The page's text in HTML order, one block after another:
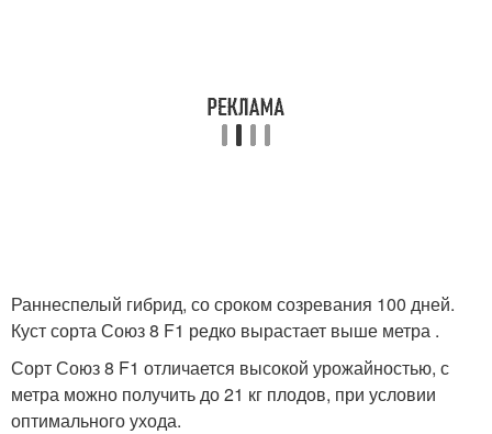
Раннеспелый гибрид, со сроком созревания 100 дней.
Куст сорта Союз 8 F1 редко вырастает выше метра .
Сорт Союз 8 F1 отличается высокой урожайностью, с
метра можно получить до 21 кг плодов, при условии
оптимального ухода.